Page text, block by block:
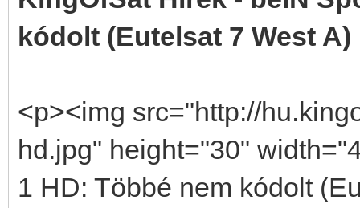
kódolt (Eutelsat 7 West A)
<p><img src="http://
hd.jpg" height="30"
1 HD: Többé nem kódolt